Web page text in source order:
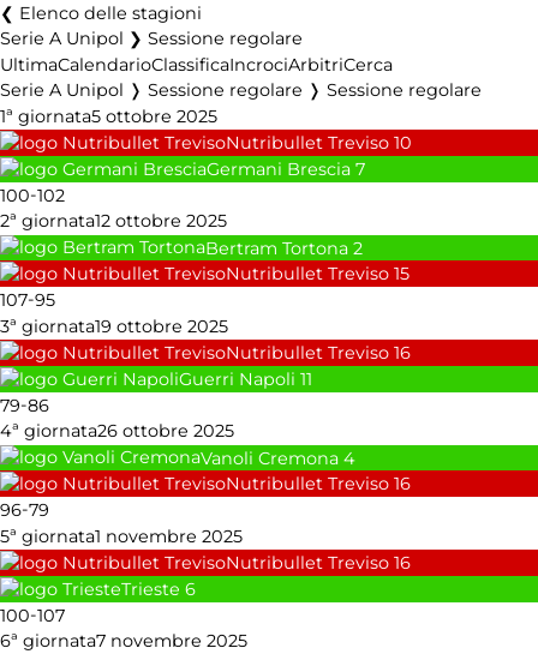
Elenco delle stagioni
Serie A Unipol ❯ Sessione regolare
UltimaCalendarioClassificaIncrociArbitriCerca
Serie A Unipol ❭ Sessione regolare ❭ Sessione regolare
1ª giornata5 ottobre 2025
Nutribullet Treviso 10
Germani Brescia 7
100-102
2ª giornata12 ottobre 2025
Bertram Tortona 2
Nutribullet Treviso 15
107-95
3ª giornata19 ottobre 2025
Nutribullet Treviso 16
Guerri Napoli 11
79-86
4ª giornata26 ottobre 2025
Vanoli Cremona 4
Nutribullet Treviso 16
96-79
5ª giornata1 novembre 2025
Nutribullet Treviso 16
Trieste 6
100-107
6ª giornata7 novembre 2025